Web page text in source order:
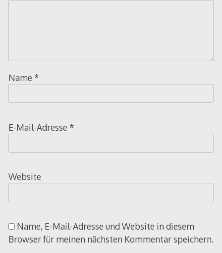
Name *
E-Mail-Adresse *
Website
Name, E-Mail-Adresse und Website in diesem
Browser für meinen nächsten Kommentar speichern.